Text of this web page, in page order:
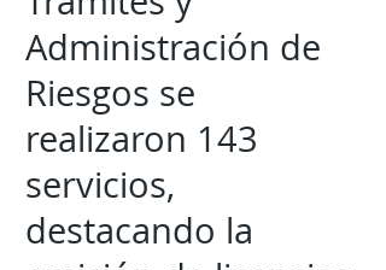
Administración de
Riesgos se
realizaron 143
servicios,
destacando la